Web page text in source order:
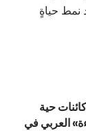
نمط حياةٍ
حية
العربي في